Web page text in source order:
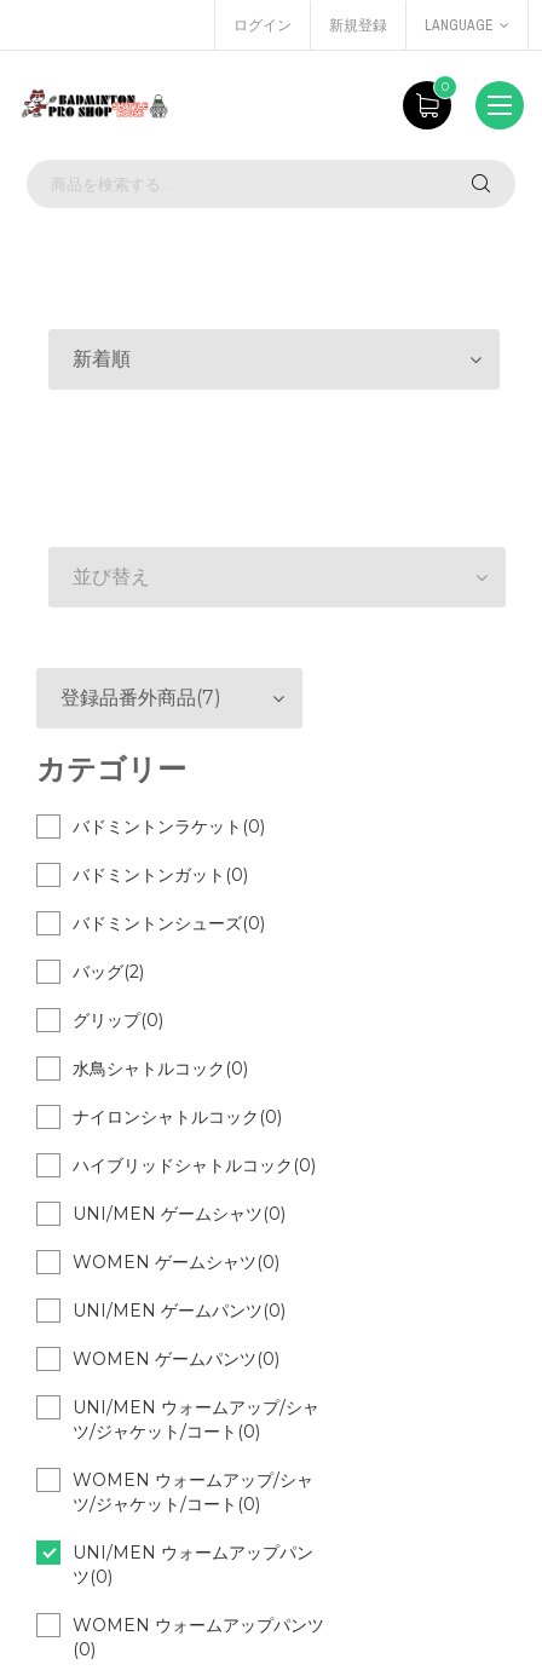
ログイン 新規登録 LANGUAGE
0
新着順
並び替え
登録品番外商品(7)
カテゴリー
バドミントンラケット(0)
バドミントンガット(0)
バドミントンシューズ(0)
バッグ(2)
グリップ(0)
水鳥シャトルコック(0)
ナイロンシャトルコック(0)
ハイブリッドシャトルコック(0)
UNI/MEN ゲームシャツ(0)
WOMEN ゲームシャツ(0)
UNI/MEN ゲームパンツ(0)
WOMEN ゲームパンツ(0)
UNI/MEN ウォームアップ/シャ
ツ/ジャケット/コート(0)
WOMEN ウォームアップ/シャ
ツ/ジャケット/コート(0)
UNI/MEN ウォームアップパン
ツ(0)
WOMEN ウォームアップパンツ
(0)